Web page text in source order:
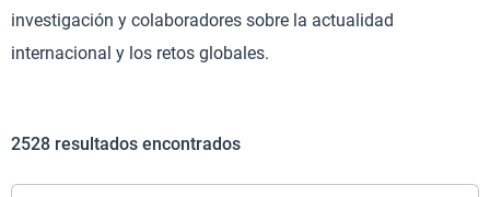
investigación y colaboradores sobre la actualidad
internacional y los retos globales.
2528 resultados encontrados